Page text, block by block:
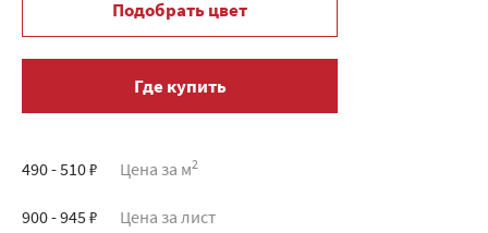
Подобрать цвет
Где купить
490 - 510 ₽ Цена за м2
900 - 945 ₽ Цена за лист